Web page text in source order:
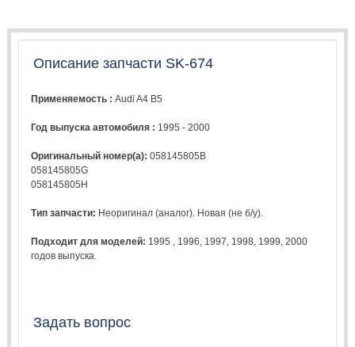
Описание запчасти SK-674
Применяемость :Audi A4 B5
Год выпуска автомобиля : 1995 - 2000
Оригинальный номер(а):058145805B
058145805G
058145805H
Тип запчасти: Неоригинал (аналог). Новая (не б/у).
Подходит для моделей: 1995 1996 1997 1998 1999 ,2000
годов выпуска.
Задать вопрос